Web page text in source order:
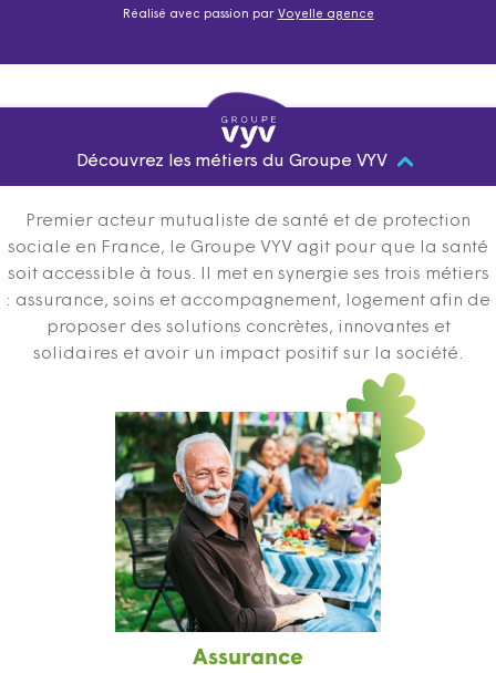
Réalisé avec passion par Voyelle agence
Découvrez les métiers du Groupe VYV
Premier acteur mutualiste de santé et de protection
sociale en France, le Groupe VYV agit pour que la santé
soit accessible à tous. Il met en synergie ses trois métiers
: assurance, soins et accompagnement, logement afin de
proposer des solutions concrètes, innovantes et
solidaires et avoir un impact positif sur la société.
Assurance